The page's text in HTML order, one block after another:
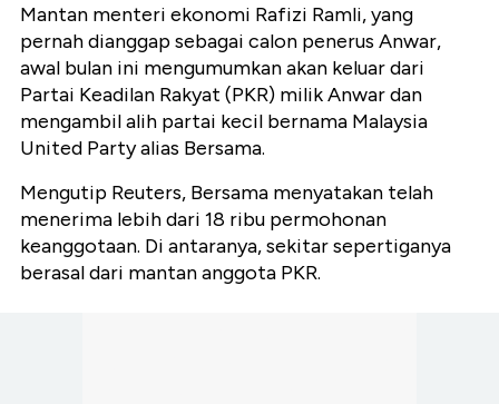
Mantan menteri ekonomi Rafizi Ramli, yang
pernah dianggap sebagai calon penerus Anwar,
awal bulan ini mengumumkan akan keluar dari
Partai Keadilan Rakyat (PKR) milik Anwar dan
mengambil alih partai kecil bernama Malaysia
United Party alias Bersama.
Mengutip Reuters, Bersama menyatakan telah
menerima lebih dari 18 ribu permohonan
keanggotaan. Di antaranya, sekitar sepertiganya
berasal dari mantan anggota PKR.